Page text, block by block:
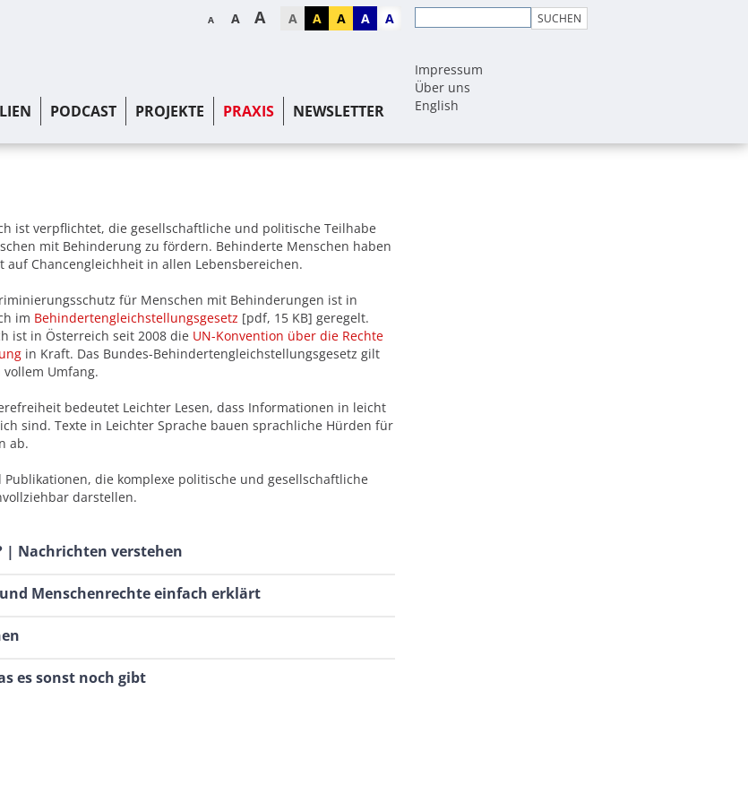
A A A A A A A A
PODCAST PROJEKTE PRAXIS NEWSLETTER
Impressum
Über uns
English
ist verpflichtet, die gesellschaftliche und politische Teilhabe
mit Behinderung zu fördern. Behinderte Menschen haben
auf Chancengleichheit in allen Lebensbereichen.
für Menschen mit Behinderungen ist in
im Behindertengleichstellungsgesetz [pdf, 15 KB] geregelt.
ist in Österreich seit 2008 die UN-Konvention über die Rechte
in Kraft. Das Bundes-Behindertengleichstellungsgesetz gilt
Umfang.
bedeutet Leichter Lesen, dass Informationen in leicht
sind. Texte in Leichter Sprache bauen sprachliche Hürden für
ab.
die komplexe politische und gesellschaftliche
darstellen.
| Nachrichten verstehen
Menschenrechte einfach erklärt
es sonst noch gibt